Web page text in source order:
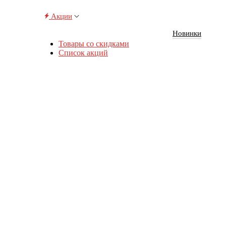
Акции
Товары со скидками
Список акций
Новинки